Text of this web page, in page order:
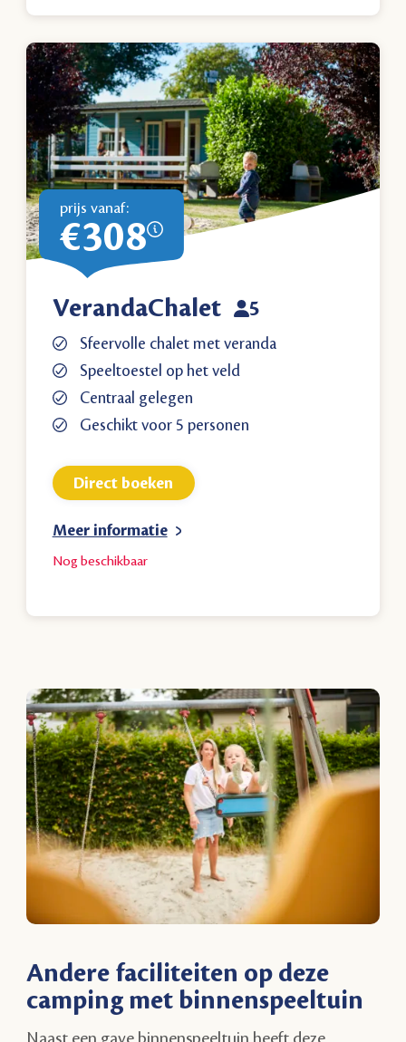
prijs vanaf:
€308
VerandaChalet 5
Sfeervolle chalet met veranda
Speeltoestel op het veld
Centraal gelegen
Geschikt voor 5 personen
Nog beschikbaar
Meer informatie
Direct boeken
Andere faciliteiten op deze
camping met binnenspeeltuin